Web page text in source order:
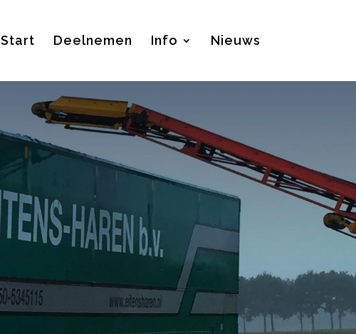
Start Deelnemen Info Nieuws